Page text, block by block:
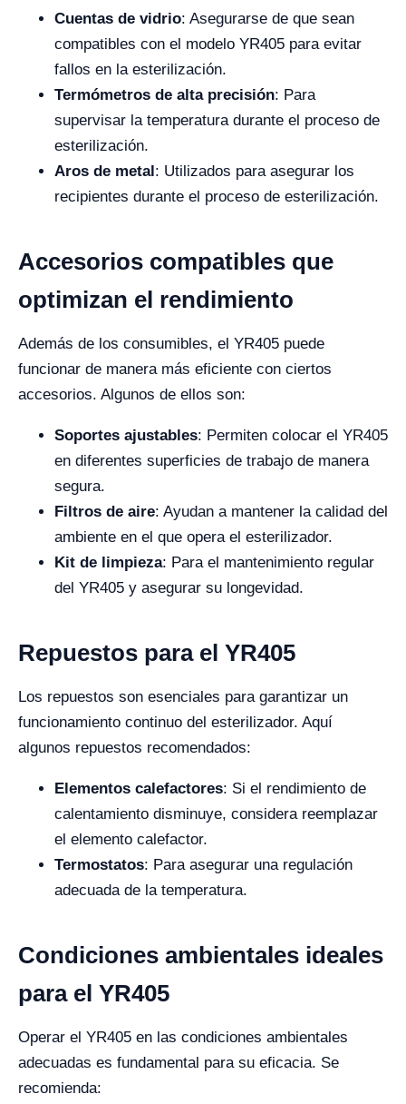
Cuentas de vidrio: Asegurarse de que sean
compatibles con el modelo YR405 para evitar
fallos en la esterilización.
Termómetros de alta precisión: Para
supervisar la temperatura durante el proceso de
esterilización.
Aros de metal: Utilizados para asegurar los
recipientes durante el proceso de esterilización.
Accesorios compatibles que
optimizan el rendimiento
Además de los consumibles, el YR405 puede
funcionar de manera más eficiente con ciertos
accesorios. Algunos de ellos son:
Soportes ajustables: Permiten colocar el YR405
en diferentes superficies de trabajo de manera
segura.
Filtros de aire: Ayudan a mantener la calidad del
ambiente en el que opera el esterilizador.
Kit de limpieza: Para el mantenimiento regular
del YR405 y asegurar su longevidad.
Repuestos para el YR405
Los repuestos son esenciales para garantizar un
funcionamiento continuo del esterilizador. Aquí
algunos repuestos recomendados:
Elementos calefactores: Si el rendimiento de
calentamiento disminuye, considera reemplazar
el elemento calefactor.
Termostatos: Para asegurar una regulación
adecuada de la temperatura.
Condiciones ambientales ideales
para el YR405
Operar el YR405 en las condiciones ambientales
adecuadas es fundamental para su eficacia. Se
recomienda: